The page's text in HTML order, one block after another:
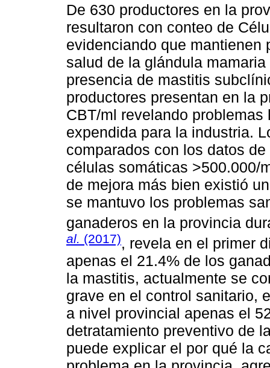
De 630 productores en la
resultaron con conteo de
evidenciando que mantienen
salud de la glándula
presencia de mastitis
productores presentan en la
CBT/ml revelando
expendida para la industria.
comparados con los datos
células somáticas >500.000/
de mejora más bien existió
se mantuvo los problemas
ganaderos en la provincia
al. (2017), revela en el primer
apenas el 21.4% de los
la mastitis, actualmente se
grave en el control sanitario,
a nivel provincial apenas el
detratamiento preventivo de
puede explicar el por qué la